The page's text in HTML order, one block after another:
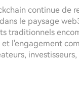
continue de
le paysage
traditionnels
l'engagement